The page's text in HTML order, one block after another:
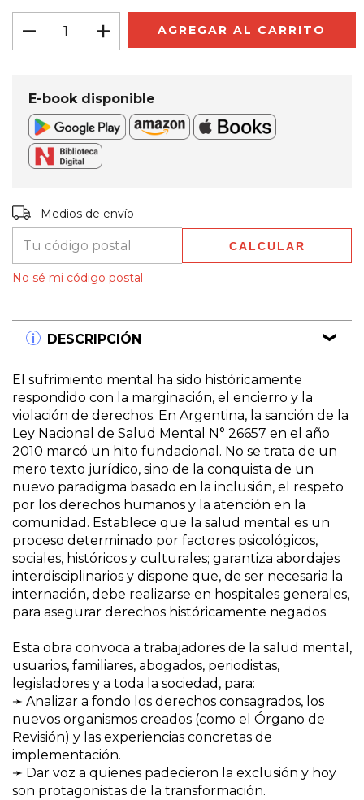
E-book disponible
Entregas para el CP:
Medios de envío
CALCULAR
No sé mi código postal
DESCRIPCIÓN
El sufrimiento mental ha sido históricamente
respondido con la marginación, el encierro y la
violación de derechos. En Argentina, la sanción de la
Ley Nacional de Salud Mental N° 26657 en el año
2010 marcó un hito fundacional. No se trata de un
mero texto jurídico, sino de la conquista de un
nuevo paradigma basado en la inclusión, el respeto
por los derechos humanos y la atención en la
comunidad. Establece que la salud mental es un
proceso determinado por factores psicológicos,
sociales, históricos y culturales; garantiza abordajes
interdisciplinarios y dispone que, de ser necesaria la
internación, debe realizarse en hospitales generales,
para asegurar derechos históricamente negados.
Esta obra convoca a trabajadores de la salud mental,
usuarios, familiares, abogados, periodistas,
legisladores y a toda la sociedad, para:
➛ Analizar a fondo los derechos consagrados, los
nuevos organismos creados (como el Órgano de
Revisión) y las experiencias concretas de
implementación.
➛ Dar voz a quienes padecieron la exclusión y hoy
son protagonistas de la transformación.